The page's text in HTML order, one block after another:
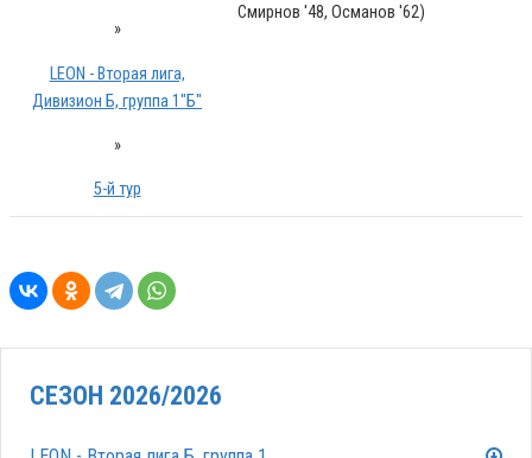
»
LEON - Вторая лига,
Дивизион Б, группа 1"Б"
»
5-й тур
Смирнов '48, Османов '62)
СЕЗОН 2026/2026